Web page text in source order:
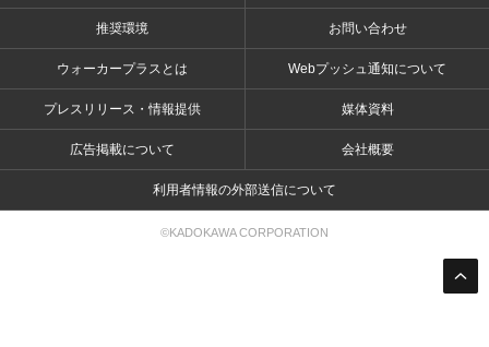
推奨環境 お問い合わせ
ウォーカープラスとは Webプッシュ通知について
プレスリリース・情報提供 媒体資料
広告掲載について 会社概要
利用者情報の外部送信について
©KADOKAWA CORPORATION